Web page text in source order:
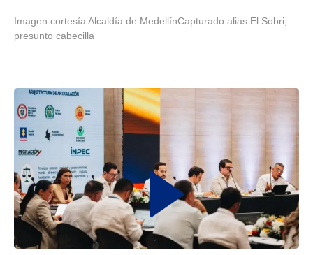
Imagen cortesía Alcaldía de MedellínCapturado alias El Sobri,
presunto cabecilla